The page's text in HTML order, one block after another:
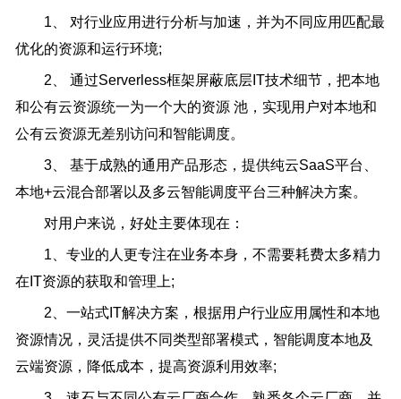
1、 对行业应用进行分析与加速，并为不同应用匹配最
优化的资源和运行环境;
2、 通过Serverless框架屏蔽底层IT技术细节，把本地
和公有云资源统一为一个大的资源 池，实现用户对本地和
公有云资源无差别访问和智能调度。
3、 基于成熟的通用产品形态，提供纯云SaaS平台、
本地+云混合部署以及多云智能调度平台三种解决方案。
对用户来说，好处主要体现在：
1、专业的人更专注在业务本身，不需要耗费太多精力
在IT资源的获取和管理上;
2、一站式IT解决方案，根据用户行业应用属性和本地
资源情况，灵活提供不同类型部署模式，智能调度本地及
云端资源，降低成本，提高资源利用效率;